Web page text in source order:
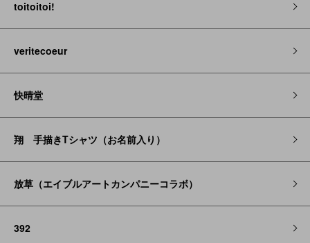
toitoitoi!
veritecoeur
快晴堂
翔 手描きTシャツ（お名前入り）
放草（エイブルアートカンパニーコラボ）
392